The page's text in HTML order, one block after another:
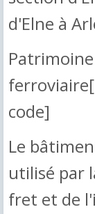
d'Elne à
Patrimoine
code]
Le
utilisé par
fret et de